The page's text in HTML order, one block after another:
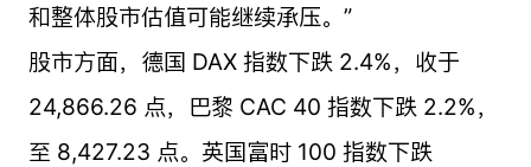
和整体股市估值可能继续承压。”
股市方面，德国 DAX 指数下跌 2.4%，收于
24,866.26 点，巴黎 CAC 40 指数下跌 2.2%，
至 8,427.23 点。英国富时 100 指数下跌